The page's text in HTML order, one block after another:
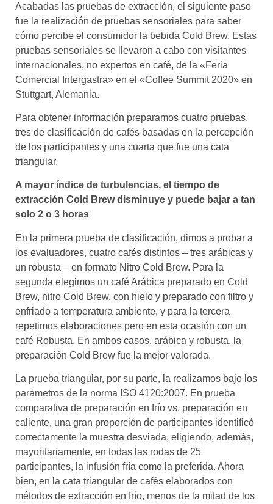
Acabadas las pruebas de extracción, el siguiente paso
fue la realización de pruebas sensoriales para saber
cómo percibe el consumidor la bebida Cold Brew. Estas
pruebas sensoriales se llevaron a cabo con visitantes
internacionales, no expertos en café, de la «Feria
Comercial Intergastra» en el «Coffee Summit 2020» en
Stuttgart, Alemania.
Para obtener información preparamos cuatro pruebas,
tres de clasificación de cafés basadas en la percepción
de los participantes y una cuarta que fue una cata
triangular.
A mayor índice de turbulencias, el tiempo de
extracción Cold Brew disminuye y puede bajar a tan
solo 2 o 3 horas
En la primera prueba de clasificación, dimos a probar a
los evaluadores, cuatro cafés distintos – tres arábicas y
un robusta – en formato Nitro Cold Brew. Para la
segunda elegimos un café Arábica preparado en Cold
Brew, nitro Cold Brew, con hielo y preparado con filtro y
enfriado a temperatura ambiente, y para la tercera
repetimos elaboraciones pero en esta ocasión con un
café Robusta. En ambos casos, arábica y robusta, la
preparación Cold Brew fue la mejor valorada.
La prueba triangular, por su parte, la realizamos bajo los
parámetros de la norma ISO 4120:2007. En prueba
comparativa de preparación en frío vs. preparación en
caliente, una gran proporción de participantes identificó
correctamente la muestra desviada, eligiendo, además,
mayoritariamente, en todas las rodas de 25
participantes, la infusión fría como la preferida. Ahora
bien, en la cata triangular de cafés elaborados con
métodos de extracción en frío, menos de la mitad de los